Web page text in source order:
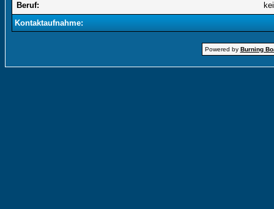
Beruf:
Kontaktaufnahme:
Powered by Burning